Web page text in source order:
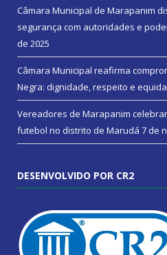
Câmara Municipal de Marapanim
segurança com autoridades e
de 2025
Câmara Municipal reafirma
Negra: dignidade, respeito e
Vereadores de Marapanim
futebol no distrito de Marudá 7 de
DESENVOLVIDO POR CR2